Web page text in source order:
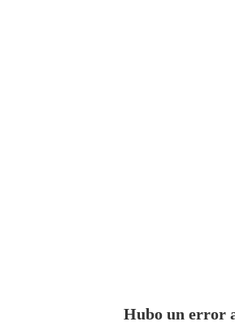
Hubo un error